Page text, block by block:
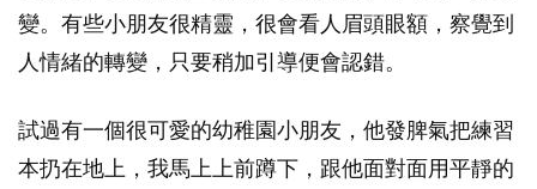
變。有些小朋友很精靈，很會看人眉頭眼額，察覺到
人情緒的轉變，只要稍加引導便會認錯。
試過有一個很可愛的幼稚園小朋友，他發脾氣把練習
本扔在地上，我馬上上前蹲下，跟他面對面用平靜的